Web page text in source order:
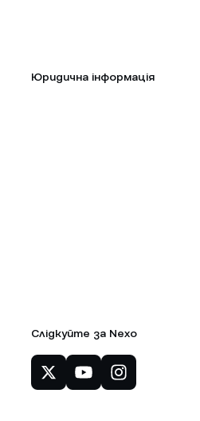
Юридична інформація
Слідкуйте за Nexo